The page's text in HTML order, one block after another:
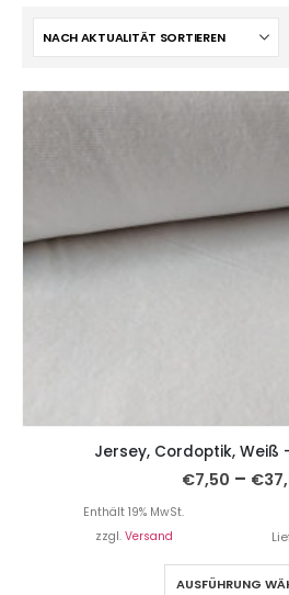
Jersey, Cordoptik, Weiß
€7,50 – €
Enthält 19% MwSt.
zzgl. Versand
AUSFÜHRUNG